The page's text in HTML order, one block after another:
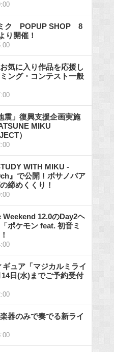
ク POPUP SHOP 8
り開催！
気に入り作品を応援し
ング・コンテスト一般
震」復興支援企画実施
MIKU
）
WITH MIKU -
』で公開！ボサノバア
締めくくり！
12.0のDay2ヘ
ポケモン feat. 初音ミ
ギュア「マジカルミライ
日(水)までご予約受付
器のみで奏でる新ライ